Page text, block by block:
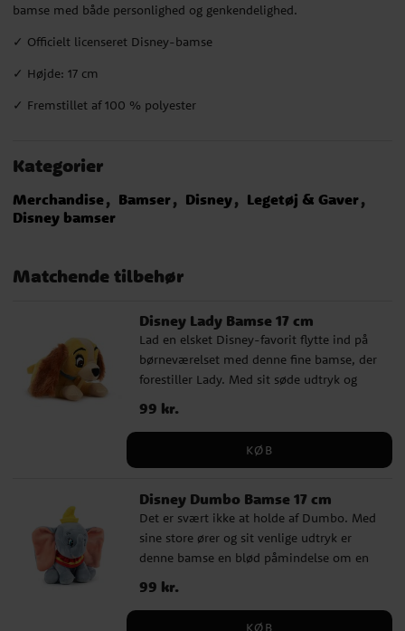
bamse med både personlighed og genkendelighed.
✓ Officielt licenseret Disney-bamse
✓ Højde: 17 cm
✓ Fremstillet af 100 % polyester
Kategorier
Merchandise Bamser Disney
Legetøj & Gaver
Disney bamser
Matchende tilbehør
Disney Lady Bamse 17 cm
Lad en elsket Disney-favorit flytte ind på
børneværelset med denne fine bamse, der
forestiller Lady. Med sit søde udtryk og
klassiske udseende bliver hun hurtigt en
hyggelig ven at kramme, lege med eller
bamse passer perfekt som gave til en, der
charmerende figur, der vækker varm
nostalgi hos både store og små. ✓ Officielt
licenseret Disney-bamse ✓ Højde: 17 cm
✓ Fremstillet af 100 % polyester
Pris :99 kr.
99 kr.
KØB
Disney Dumbo Bamse 17 cm
Det er svært ikke at holde af Dumbo. Med
sine store ører og sit venlige udtryk er
denne bamse en blød påmindelse om en
valg til børn, der elsker søde dyr og
Pris :99 kr.
99 kr.
KØB